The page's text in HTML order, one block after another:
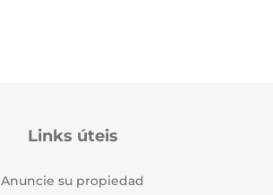
Links úteis
Anuncie su propiedad